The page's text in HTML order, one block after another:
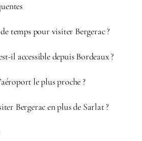
temps pour visiter Bergerac ?
il accessible depuis Bordeaux ?
le plus proche ?
Bergerac en plus de Sarlat ?